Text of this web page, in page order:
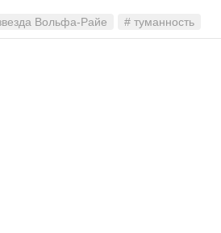
Вольфа-Райе # туманность